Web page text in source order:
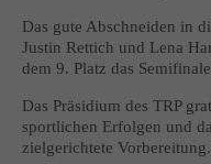
Das gute Abschneiden in
Justin Rettich und Lena
dem 9. Platz das
Das Präsidium des TRP
sportlichen Erfolgen und
zielgerichtete Vorbereitung.